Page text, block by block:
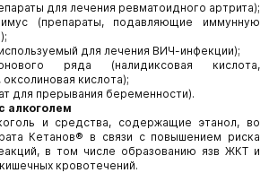
для лечения ревматоидного артрита);
(препараты, подавляющие иммунную
для лечения ВИЧ-инфекции);
ряда (налидиксовая кислота,
кислота);
для прерывания беременности).
алкоголем
и средства, содержащие этанол, во
Кетанов® в связи с повышением риска
в том числе образованию язв ЖКТ и
кровотечений.